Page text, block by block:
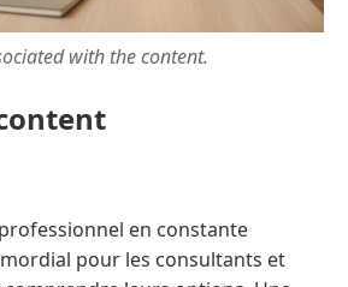
with the content.
en constante
pour les consultants et